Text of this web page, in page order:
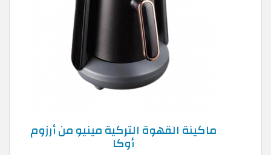
ماكينة القهوة التركية مينيو من أرزوم
أوكا